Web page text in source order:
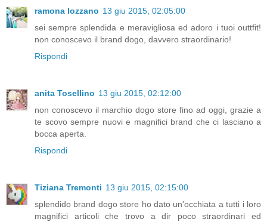
ramona lozzano 13 giu 2015, 02:05:00
sei sempre splendida e meravigliosa ed adoro i tuoi outtfit!
non conoscevo il brand dogo, davvero straordinario!
Rispondi
anita Tosellino 13 giu 2015, 02:12:00
non conoscevo il marchio dogo store fino ad oggi, grazie a
te scovo sempre nuovi e magnifici brand che ci lasciano a
bocca aperta.
Rispondi
Tiziana Tremonti 13 giu 2015, 02:15:00
splendido brand dogo store ho dato un'occhiata a tutti i loro
magnifici articoli che trovo a dir poco straordinari ed